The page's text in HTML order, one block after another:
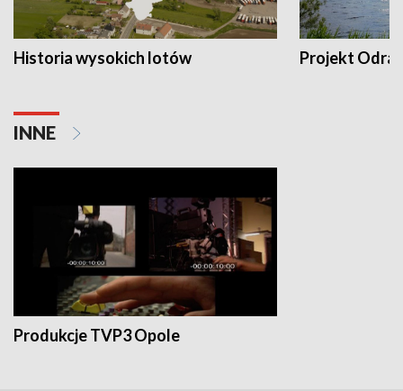
Historia wysokich lotów Projekt Odra
INNE
Produkcje TVP3 Opole